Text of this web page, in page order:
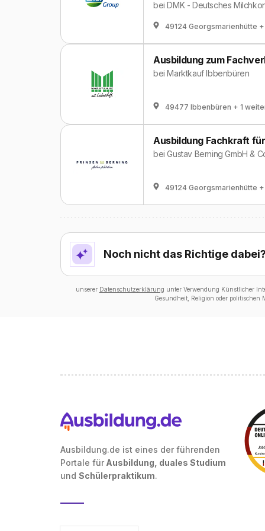
beiDMK - Deutsches
49124 Georgsmarienhütte
Ausbildung zum
beiMarktkauf Ibbenbüren
49477 Ibbenbüren + 1
Ausbildung Fachkraft
beiGustav Berning GmbH &
49124 Georgsmarienhütte
Noch nicht das Richtige
unserer Datenschutzerklärung unter Verwendung Künstlicher
Gesundheit, Religion oder
Ausbildung.de ist eines der führenden
Portale für Ausbildung, duales Studium
und Schülerpraktikum.